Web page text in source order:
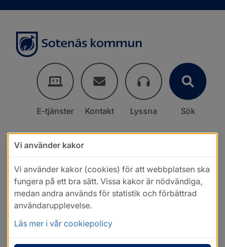
E-tjänster Kontakt Lyssna Sök
Vi använder kakor
Vi använder kakor (cookies) för att webbplatsen ska
fungera på ett bra sätt. Vissa kakor är nödvändiga,
medan andra används för statistik och förbättrad
användarupplevelse.
Läs mer i vår cookiepolicy